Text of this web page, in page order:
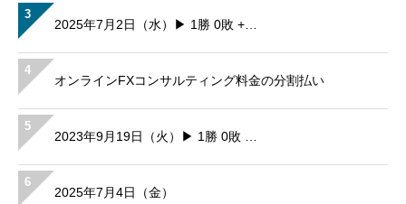
3
2025年7月2日（水）▶ 1勝 0敗 +…
4
オンラインFXコンサルティング料金の分割払い
5
2023年9月19日（火）▶ 1勝 0敗 …
6
2025年7月4日（金）